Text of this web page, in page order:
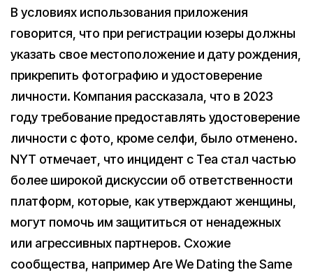
В условиях использования приложения
говорится, что при регистрации юзеры должны
указать свое местоположение и дату рождения,
прикрепить фотографию и удостоверение
личности. Компания рассказала, что в 2023
году требование предоставлять удостоверение
личности с фото, кроме селфи, было отменено.
NYT отмечает, что инцидент с Tea стал частью
более широкой дискуссии об ответственности
платформ, которые, как утверждают женщины,
могут помочь им защититься от ненадежных
или агрессивных партнеров. Схожие
сообщества, например Are We Dating the Same